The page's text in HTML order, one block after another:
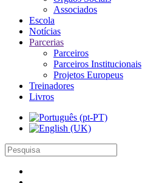
Associados
Escola
Notícias
Parcerias
Parceiros
Parceiros Institucionais
Projetos Europeus
Treinadores
Livros